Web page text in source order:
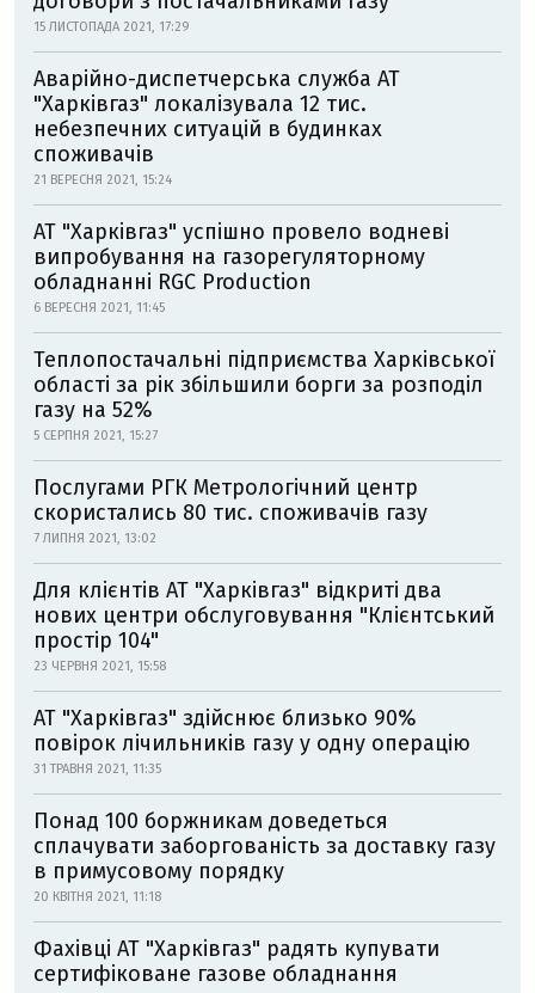
15 ЛИСТОПАДА 2021, 17:29
Аварійно-диспетчерська служба АТ
"Харківгаз" локалізувала 12 тис.
небезпечних ситуацій в будинках
споживачів
21 ВЕРЕСНЯ 2021, 15:24
АТ "Харківгаз" успішно провело водневі
випробування на газорегуляторному
обладнанні RGC Production
6 ВЕРЕСНЯ 2021, 11:45
Теплопостачальні підприємства Харківської
області за рік збільшили борги за розподіл
газу на 52%
5 СЕРПНЯ 2021, 15:27
Послугами РГК Метрологічний центр
скористались 80 тис. споживачів газу
7 ЛИПНЯ 2021, 13:02
Для клієнтів АТ "Харківгаз" відкриті два
нових центри обслуговування "Клієнтський
простір 104"
23 ЧЕРВНЯ 2021, 15:58
АТ "Харківгаз" здійснює близько 90%
повірок лічильників газу у одну операцію
31 ТРАВНЯ 2021, 11:35
Понад 100 боржникам доведеться
сплачувати заборгованість за доставку газу
в примусовому порядку
20 КВІТНЯ 2021, 11:18
Фахівці АТ "Харківгаз" радять купувати
сертифіковане газове обладнання